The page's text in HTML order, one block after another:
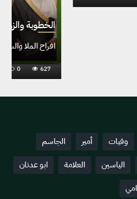
وفيات أمير
الجاسم
الياسين العلامة
ابو عدنان